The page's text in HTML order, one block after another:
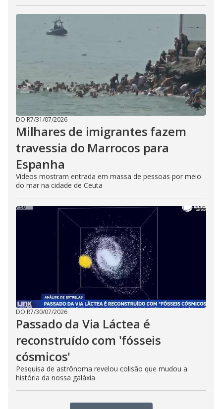
DO R7/31/07/2026
Milhares de imigrantes fazem
travessia do Marrocos para
Espanha
Vídeos mostram entrada em massa de pessoas por meio
do mar na cidade de Ceuta
DO R7/30/07/2026
Passado da Via Láctea é
reconstruído com 'fósseis
cósmicos'
Pesquisa de astrônoma revelou colisão que mudou a
história da nossa galáxia